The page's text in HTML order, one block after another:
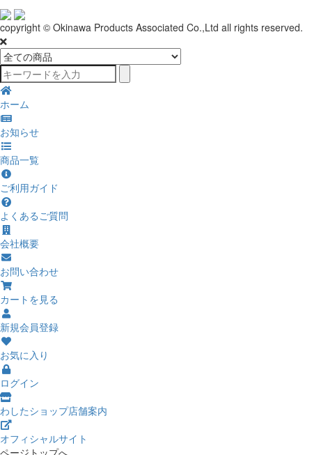
copyright © Okinawa Products Associated Co.,Ltd all rights reserved.
ホーム
お知らせ
商品一覧
ご利用ガイド
よくあるご質問
会社概要
お問い合わせ
カートを見る
新規会員登録
お気に入り
ログイン
わしたショップ店舗案内
オフィシャルサイト